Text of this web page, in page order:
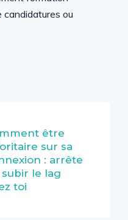
candidatures ou
être
sur sa
: arrête
le lag
toi